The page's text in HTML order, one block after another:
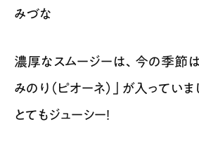
みづな
濃厚なスムージーは、今の季節は
みのり（ピオーネ）」が入っていま
とてもジューシー！